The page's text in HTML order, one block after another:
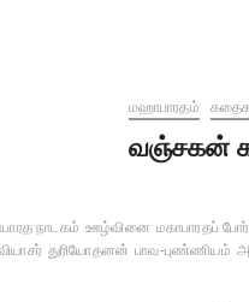
மஹாபாரதம்
வஞ்சகன்
நாடகம் ஊழ்வினை மகாபாரதப் போர்
துரியோதனன் பாவ-புண்ணியம்